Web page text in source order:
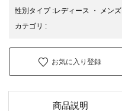
性別タイプ:レディース ・
メンズ
カテゴリ :
お気に入り登録
商品説明